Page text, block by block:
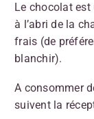
Le chocolat
à l’abri de la
frais (de
blanchir).
A consommer
suivent la